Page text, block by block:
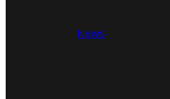
News